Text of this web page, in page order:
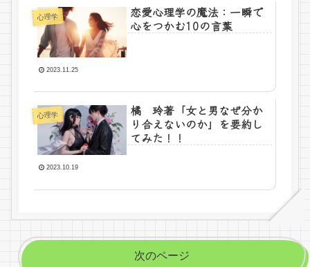
心理学
恋愛心理学の魔法：一瞬で
心をつかむ10の言葉
2023.11.25
心理学
橘 玲著「女と男なぜ分か
り合えないのか」を要約し
てみた！！
2023.10.19
次のページ